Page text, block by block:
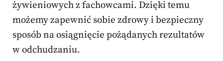
żywieniowych z fachowcami. Dzięki temu
możemy zapewnić sobie zdrowy i bezpieczny
sposób na osiągnięcie pożądanych rezultatów
w odchudzaniu.